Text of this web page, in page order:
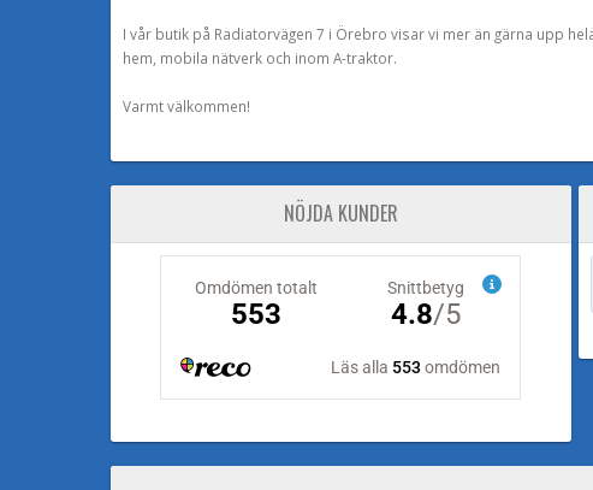
I vår butik på Radiatorvägen 7 i Örebro visar vi mer än gärna upp
hem, mobila nätverk och inom A-traktor.
Varmt välkommen!
NÖJDA KUNDER